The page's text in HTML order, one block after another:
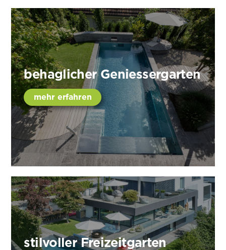
behaglicher Geniessergarten
mehr erfahren
stilvoller Freizeitgarten